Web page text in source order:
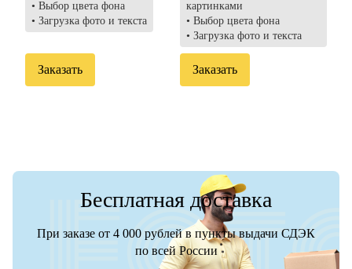
• Выбор цвета фона
• Загрузка фото и текста
Заказать
картинками
• Выбор цвета фона
• Загрузка фото и текста
Заказать
Бесплатная доставка
При заказе от 4 000 рублей в пункты выдачи СДЭК
по всей России